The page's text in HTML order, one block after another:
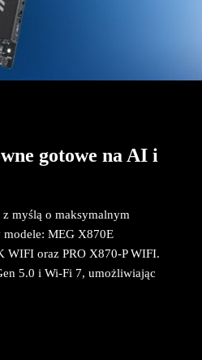
gotowe na AI i
myślą o maksymalnym
MEG X870E
oraz PRO X870-P WIFI.
5.0 i Wi-Fi 7, umożliwiając